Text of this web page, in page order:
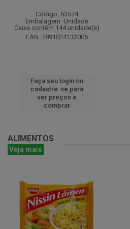
Código: 53574
Embalagem: Unidade
Caixa contém 144 unidade(s)
EAN: 7891024132005
Faça seu login ou
cadastre-se para
ver preços e
comprar
ALIMENTOS
Veja mais